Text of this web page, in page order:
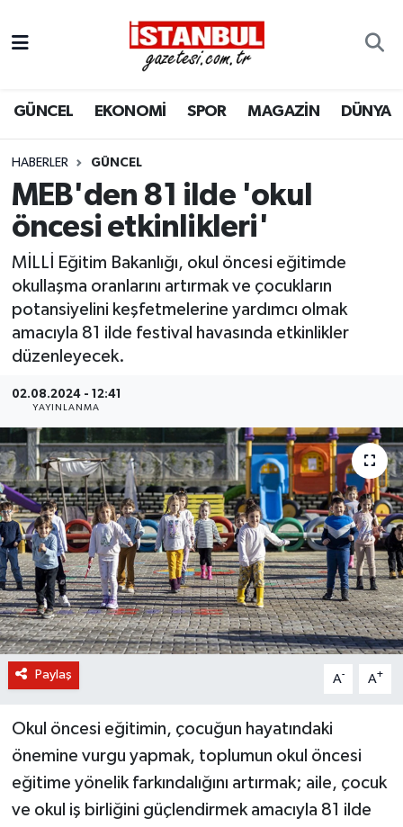
GÜNCEL EKONOMİ SPOR MAGAZİN DÜNYA
HABERLER GÜNCEL
MEB'den 81 ilde 'okul
öncesi etkinlikleri'
MİLLİ Eğitim Bakanlığı, okul öncesi eğitimde
okullaşma oranlarını artırmak ve çocukların
potansiyelini keşfetmelerine yardımcı olmak
amacıyla 81 ilde festival havasında etkinlikler
düzenleyecek.
02.08.2024 - 12:41
YAYINLANMA
Paylaş A- A+
Okul öncesi eğitimin, çocuğun hayatındaki
önemine vurgu yapmak, toplumun okul öncesi
eğitime yönelik farkındalığını artırmak; aile, çocuk
ve okul iş birliğini güçlendirmek amacıyla 81 ilde
EKONOMİ
İSTANBUL
DÜNYA
SPOR
MAGAZİN
KÜLTÜR SANAT
SAĞLIK
BİLİM VE TEKNOLOJİ
OTOMOBİL
KURUMSAL
Nöbetçi Eczaneler
Hava Durumu
Trafik Durumu
Süper Lig Puan Durumu ve Fikstür
Tüm Manşetler
Son Dakika Haberleri
Haber Arşivi